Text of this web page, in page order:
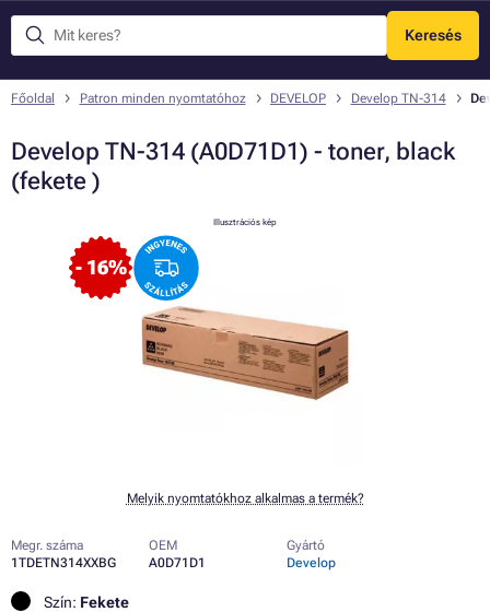
Keresés
Menü
Főoldal Patron minden nyomtatóhoz DEVELOP Develop TN-314
Develop TN-314 (A0D71D1) - toner, black
(fekete )
- 16%
Illusztrációs kép
Melyik nyomtatókhoz alkalmas a termék?
Megr. száma
1TDETN314XXBG
OEM
A0D71D1
Gyártó
Develop
Szín: Fekete